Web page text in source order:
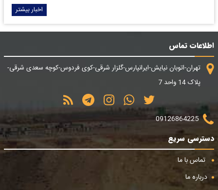
اخبار بیشتر
اطلاعات تماس
تهران-اتوبان نیایش-ایرانپارس-گلزار شرقی-کوی فردوس-کوچه سعدی شرقی-
پلاک 14 واحد 7
09126864225
دسترسی سریع
تماس با ما
درباره ما